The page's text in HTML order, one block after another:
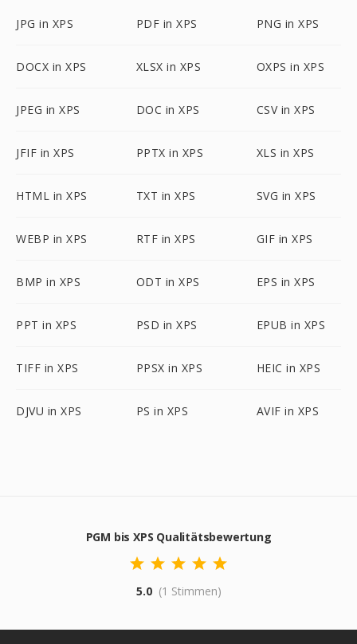
JPG in XPS PDF in XPS PNG in XPS
DOCX in XPS XLSX in XPS OXPS in XPS
JPEG in XPS DOC in XPS CSV in XPS
JFIF in XPS PPTX in XPS XLS in XPS
HTML in XPS TXT in XPS SVG in XPS
WEBP in XPS RTF in XPS GIF in XPS
BMP in XPS ODT in XPS EPS in XPS
PPT in XPS PSD in XPS EPUB in XPS
TIFF in XPS PPSX in XPS HEIC in XPS
DJVU in XPS PS in XPS AVIF in XPS
PGM bis XPS Qualitätsbewertung
5.0 (1 Stimmen)